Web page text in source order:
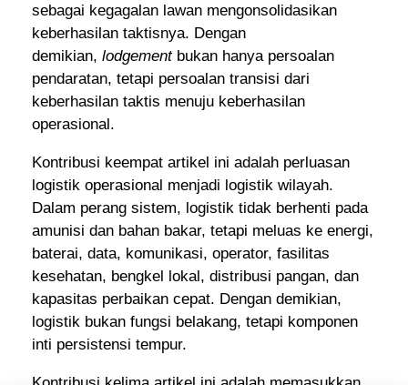
sebagai kegagalan lawan mengonsolidasikan
keberhasilan taktisnya. Dengan
demikian,lodgementbukan hanya persoalan
pendaratan, tetapi persoalan transisi dari
keberhasilan taktis menuju keberhasilan
operasional.
Kontribusi keempat artikel ini adalah perluasan
logistik operasional menjadi logistik wilayah.
Dalam perang sistem, logistik tidak berhenti pada
amunisi dan bahan bakar, tetapi meluas ke energi,
baterai, data, komunikasi, operator, fasilitas
kesehatan, bengkel lokal, distribusi pangan, dan
kapasitas perbaikan cepat. Dengan demikian,
logistik bukan fungsi belakang, tetapi komponen
inti persistensi tempur.